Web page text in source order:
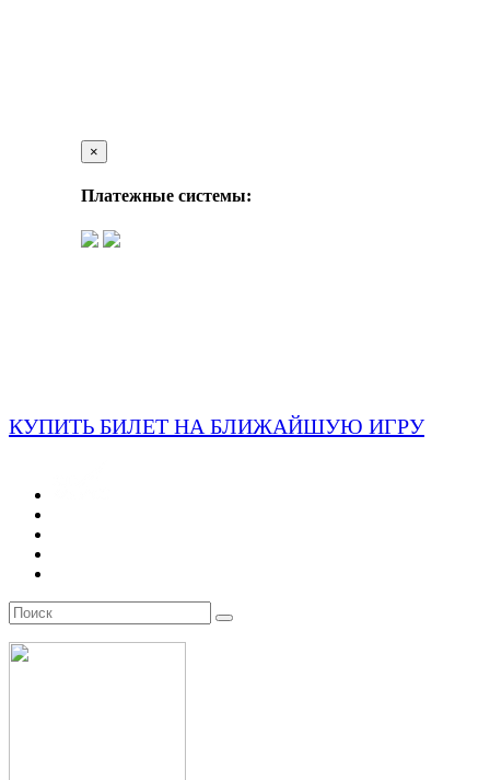
×
Платежные системы:
КУПИТЬ БИЛЕТ НА БЛИЖАЙШУЮ ИГРУ